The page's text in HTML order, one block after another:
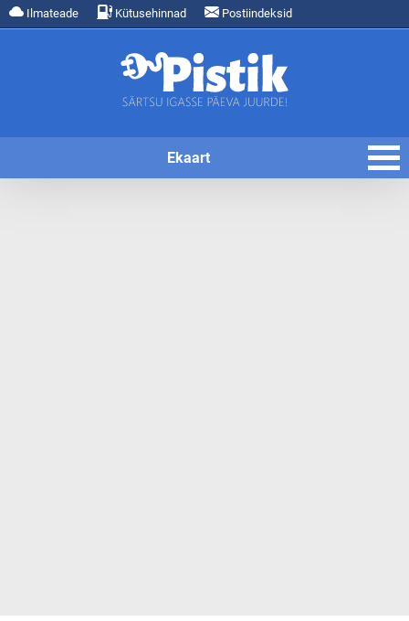
Ilmateade Kütusehinnad Postiindeksid
Ekaart